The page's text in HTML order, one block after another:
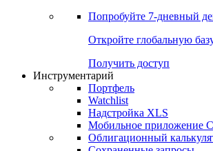
Попробуйте 7-дневный
Откройте глобальную
Получить доступ
Инструментарий
Портфель
Watchlist
Надстройка XLS
Мобильное приложение
Облигационный